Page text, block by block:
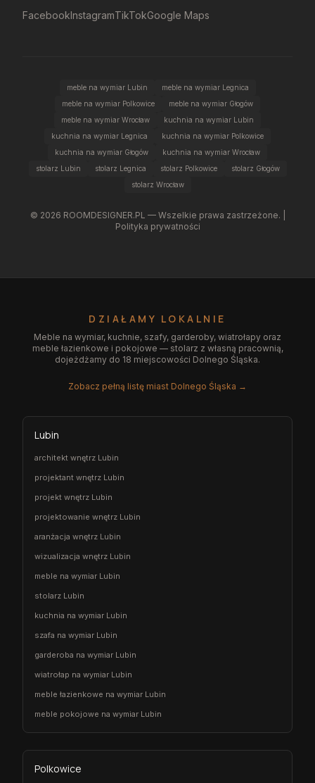
FacebookInstagramTikTokGoogle Maps
meble na wymiar Lubin
meble na wymiar Legnica
meble na wymiar Polkowice
meble na wymiar Głogów
meble na wymiar Wrocław
kuchnia na wymiar Lubin
kuchnia na wymiar Legnica
kuchnia na wymiar Polkowice
kuchnia na wymiar Głogów
kuchnia na wymiar Wrocław
stolarz Lubin
stolarz Legnica stolarz Polkowice
stolarz Głogów
stolarz Wrocław
© 2026 ROOMDESIGNER.PL — Wszelkie prawa zastrzeżone. |
Polityka prywatności
DZIAŁAMY LOKALNIE
Meble na wymiar, kuchnie, szafy, garderoby, wiatrołapy oraz
meble łazienkowe i pokojowe — stolarz z własną pracownią,
dojeżdżamy do 18 miejscowości Dolnego Śląska.
Zobacz pełną listę miast Dolnego Śląska →
Lubin
architekt wnętrz Lubin
projektant wnętrz Lubin
projekt wnętrz Lubin
projektowanie wnętrz Lubin
aranżacja wnętrz Lubin
wizualizacja wnętrz Lubin
meble na wymiar Lubin
stolarz Lubin
kuchnia na wymiar Lubin
szafa na wymiar Lubin
garderoba na wymiar Lubin
wiatrołap na wymiar Lubin
meble łazienkowe na wymiar Lubin
meble pokojowe na wymiar Lubin
Polkowice